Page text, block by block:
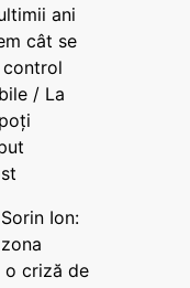
ani
cât se
/ La
Ion:
o criză de